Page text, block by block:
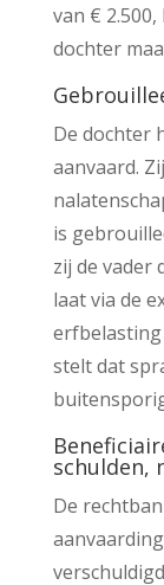
van €
dochter
De dochter
aanvaard.
is
zij de vader
laat via de
stelt dat
schulden,
De